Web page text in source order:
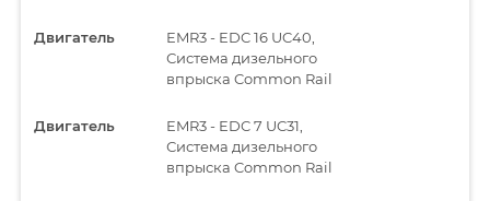
Двигатель
EMR3 - EDC 16 UC40,
Система дизельного
впрыска Common Rail
Двигатель
EMR3 - EDC 7 UC31,
Система дизельного
впрыска Common Rail